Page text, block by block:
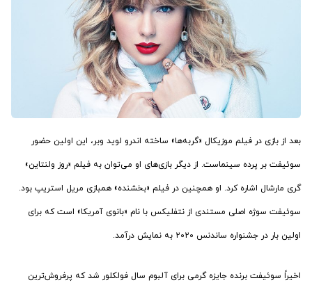
بعد از بازی در فیلم موزیکال «گربه‌ها» ساخته اندرو لوید وبر، این اولین حضور
سوئیفت بر پرده سینماست. از دیگر بازی‌های او می‌توان به فیلم «روز ولنتاین»
گری مارشال اشاره کرد. او همچنین در فیلم «بخشنده» همبازی مریل استریپ بود.
سوئیفت سوژه اصلی مستندی از نتفلیکس با نام «بانوی آمریکا» است که برای
اولین بار در جشنواره ساندنس ۲۰۲۰ به نمایش درآمد.
اخیراً سوئیفت برنده جایزه گرمی برای آلبوم سال فولکلور شد که پرفروش‌ترین